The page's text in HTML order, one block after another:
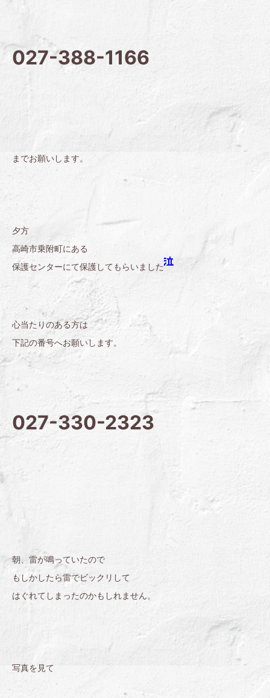
027-388-1166
までお願いします。
夕方
高崎市乗附町にある
保護センターにて保護してもらいました
心当たりのある方は
下記の番号へお願いします。
027-330-2323
朝、雷が鳴っていたので
もしかしたら雷でビックリして
はぐれてしまったのかもしれません。
写真を見て